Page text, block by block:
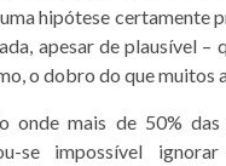
hipótese certamente
apesar de plausível –
o dobro do que muitos
onde mais de 50% das
se impossível